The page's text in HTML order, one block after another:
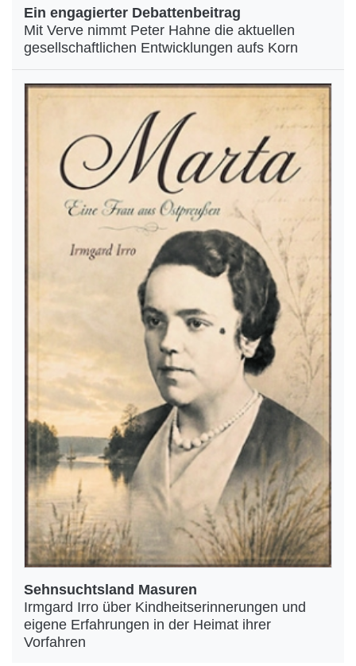
Ein engagierter Debattenbeitrag
Mit Verve nimmt Peter Hahne die aktuellen
gesellschaftlichen Entwicklungen aufs Korn
Sehnsuchtsland Masuren
Irmgard Irro über Kindheitserinnerungen und
eigene Erfahrungen in der Heimat ihrer
Vorfahren